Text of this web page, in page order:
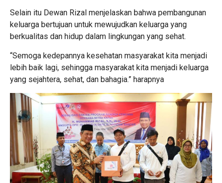
Selain itu Dewan Rizal menjelaskan bahwa pembangunan
keluarga bertujuan untuk mewujudkan keluarga yang
berkualitas dan hidup dalam lingkungan yang sehat.
“Semoga kedepannya kesehatan masyarakat kita menjadi
lebih baik lagi, sehingga masyarakat kita menjadi keluarga
yang sejahtera, sehat, dan bahagia.” harapnya